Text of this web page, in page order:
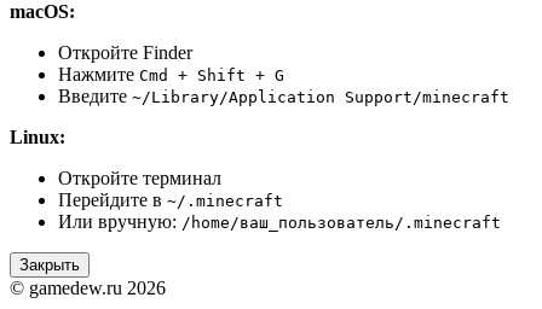
macOS:
Откройте Finder
Нажмите Cmd + Shift + G
Введите ~/Library/Application Support/minecraft
Linux:
Откройте терминал
Перейдите в ~/.minecraft
Или вручную: /home/ваш_пользователь/.minecraft
Закрыть
© gamedew.ru 2026